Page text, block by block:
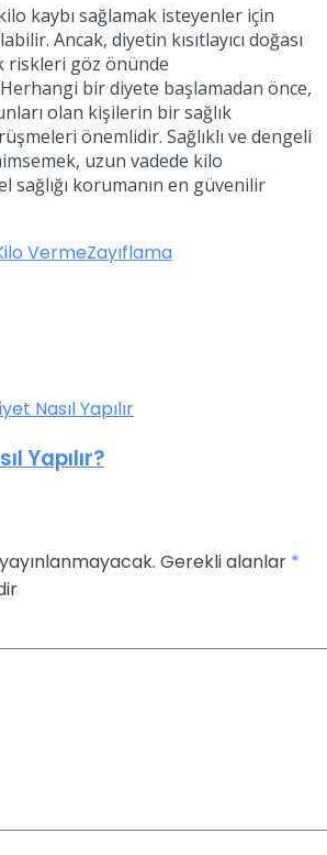
kaybı sağlamak isteyenler için
Ancak, diyetin kısıtlayıcı doğası
riskleri göz önünde
bir diyete başlamadan önce,
olan kişilerin bir sağlık
önemlidir. Sağlıklı ve dengeli
uzun vadede kilo
sağlığı korumanın en güvenilir
VermeZayıflama
Yapılır?
Gerekli alanlar *